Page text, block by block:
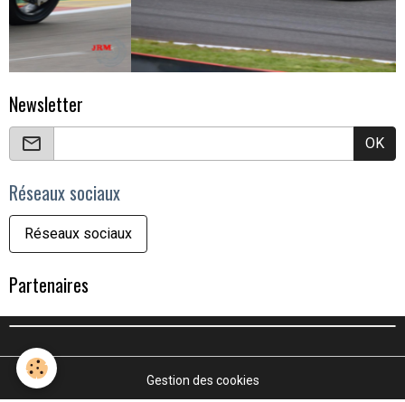
Newsletter
OK
Réseaux sociaux
Réseaux sociaux
Partenaires
Gestion des cookies